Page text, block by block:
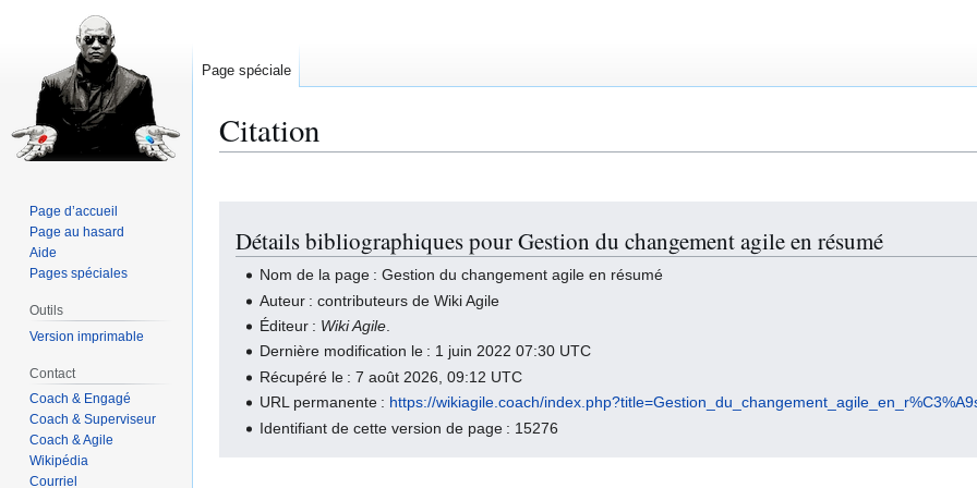
Citation
navigation
recherche
Détails bibliographiques pour Gestion du changement agile en résumé
Nom de la page : Gestion du changement agile en résumé
Auteur : contributeurs de Wiki Agile
Éditeur : Wiki Agile
Dernière modification le : 1 juin 2022 07:30 UTC
Récupéré le : 7 août 2026, 09:12 UTC
URL permanente : https://wikiagile.coach/
Identifiant de cette version de page : 15276
Page spéciale
Page d’accueil
Page au hasard
Aide
Pages spéciales
Outils
Version imprimable
Contact
Coach & Engagé
Coach & Superviseur
Coach & Agile
Wikipédia
Courriel